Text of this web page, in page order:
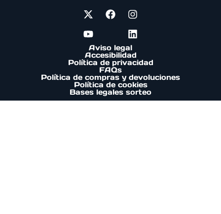
Aviso legal
Accesibilidad
Política de privacidad
FAQs
Política de compras y devoluciones
Política de cookies
Bases legales sorteo